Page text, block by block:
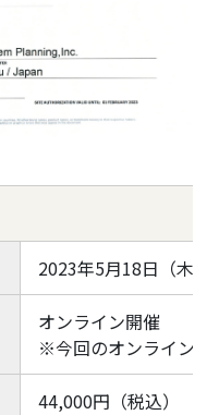
2023年5月18日（木）
オンライン開催
※今回のオンライン演
44,000円（税込） ※